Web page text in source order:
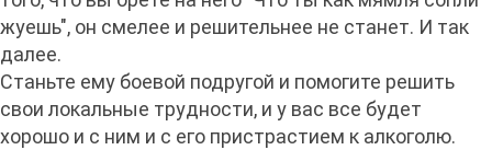
жуешь", он смелее и решительнее не станет. И так
далее.
Станьте ему боевой подругой и помогите решить
свои локальные трудности, и у вас все будет
хорошо и с ним и с его пристрастием к алкоголю.